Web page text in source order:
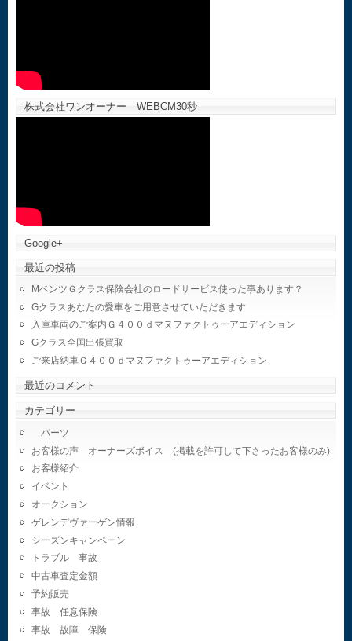
株式会社ワンオーナー WEBCM30秒
Google+
最近の投稿
MベンツＧクラス保険会社のロードサービス使った事あります？
Gクラスあなたの愛車をご用意させていただきます
入庫車両のご案内Ｇ４００ｄマヌファクトゥーアエディション
Gクラス全国出張買取
ご来店納車Ｇ４００ｄマヌファクトゥーアエディション
最近のコメント
カテゴリー
パーツ
お客様の声 オーナーズボイス (掲載を許可して下さったお客様のみ)
お客様紹介
イベント
オークション
ゲレンデヴァーゲン情報
シーズンキャンペーン
トラブル 事故
中古車査定金額
予約販売
事故 任意保険
事故 故障 保険